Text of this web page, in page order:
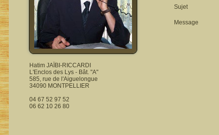
Hatim JAÏBI-RICCARDI
L'Enclos des Lys - Bât. "A"
585, rue de l'Aiguelongue
34090 MONTPELLIER
04 67 52 97 52
06 62 10 26 80
Sujet
Message